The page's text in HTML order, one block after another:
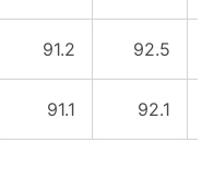
91.2 92.5
91.1 92.1